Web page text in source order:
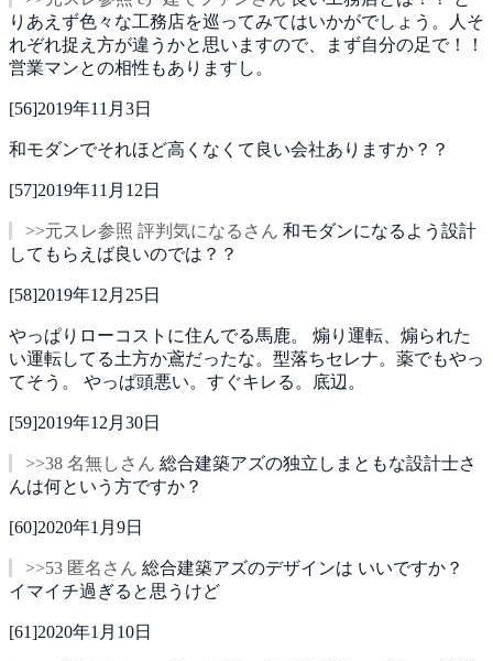
りあえず色々な工務店を巡ってみてはいかがでしょう。人そ
れぞれ捉え方が違うかと思いますので、まず自分の足で！！
営業マンとの相性もありますし。
[56]2019年11月3日
和モダンでそれほど高くなくて良い会社ありますか？？
[57]2019年11月12日
>>元スレ参照 評判気になるさん 和モダンになるよう設計
してもらえば良いのでは？？
[58]2019年12月25日
やっぱりローコストに住んでる馬鹿。 煽り運転、煽られた
い運転してる土方か鳶だったな。型落ちセレナ。薬でもやっ
てそう。 やっぱ頭悪い。すぐキレる。底辺。
[59]2019年12月30日
>>38 名無しさん 総合建築アズの独立しまともな設計士さ
んは何という方ですか？
[60]2020年1月9日
>>53 匿名さん 総合建築アズのデザインは いいですか？
イマイチ過ぎると思うけど
[61]2020年1月10日